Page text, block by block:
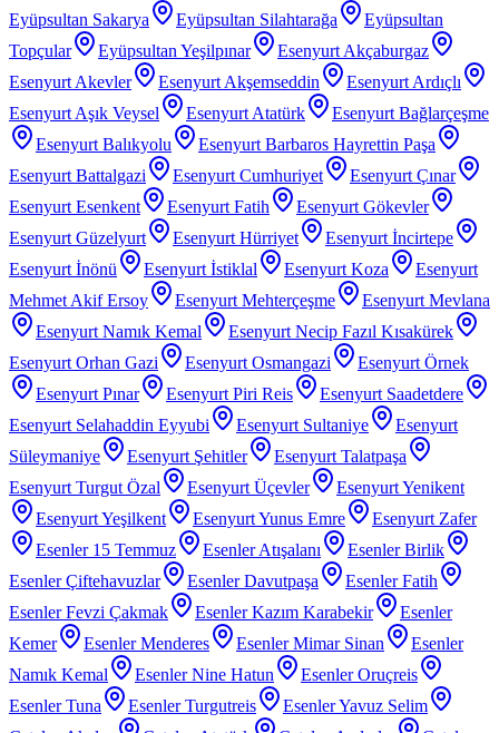
Eyüpsultan Sakarya
Eyüpsultan Silahtarağa
Eyüpsultan
Topçular
Eyüpsultan Yeşilpınar
Esenyurt Akçaburgaz
Esenyurt Akevler
Esenyurt Akşemseddin
Esenyurt Ardıçlı
Esenyurt Aşık Veysel
Esenyurt Atatürk
Esenyurt Bağlarçeşme
Esenyurt Balıkyolu
Esenyurt Barbaros Hayrettin Paşa
Esenyurt Battalgazi
Esenyurt Cumhuriyet
Esenyurt Çınar
Esenyurt Esenkent
Esenyurt Fatih
Esenyurt Gökevler
Esenyurt Güzelyurt
Esenyurt Hürriyet
Esenyurt İncirtepe
Esenyurt İnönü
Esenyurt İstiklal Esenyurt Koza
Esenyurt
Mehmet Akif Ersoy
Esenyurt Mehterçeşme
Esenyurt Mevlana
Esenyurt Namık Kemal
Esenyurt Necip Fazıl Kısakürek
Esenyurt Orhan Gazi
Esenyurt Osmangazi
Esenyurt Örnek
Esenyurt Pınar
Esenyurt Piri Reis
Esenyurt Saadetdere
Esenyurt Selahaddin Eyyubi
Esenyurt Sultaniye
Esenyurt
Süleymaniye
Esenyurt Şehitler
Esenyurt Talatpaşa
Esenyurt Turgut Özal
Esenyurt Üçevler
Esenyurt Yenikent
Esenyurt Yeşilkent
Esenyurt Yunus Emre
Esenyurt Zafer
Esenler 15 Temmuz
Esenler Atışalanı
Esenler Birlik
Esenler Çiftehavuzlar
Esenler Davutpaşa
Esenler Fatih
Esenler Fevzi Çakmak
Esenler Kazım Karabekir
Esenler
Kemer
Esenler Menderes Esenler Mimar Sinan
Esenler
Namık Kemal
Esenler Nine Hatun
Esenler Oruçreis
Esenler Tuna
Esenler Turgutreis
Esenler Yavuz Selim